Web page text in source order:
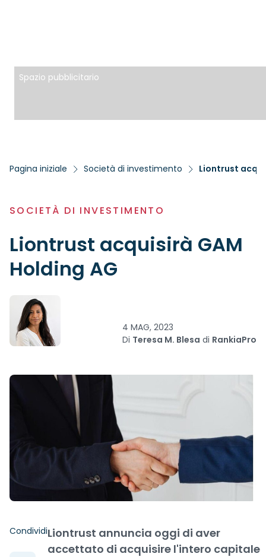
Spazio pubblicitario
Pagina iniziale Società di investimento Liontrust
SOCIETÀ DI INVESTIMENTO
Liontrust acquisirà GAM
Holding AG
4 MAG, 2023
Di Teresa M. Blesa di RankiaPro
CondividiLiontrust annuncia oggi di aver
accettato di acquisire l'intero capitale